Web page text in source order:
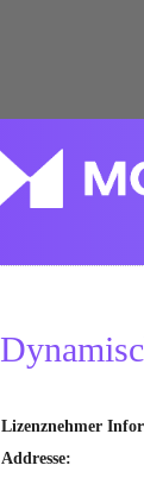
Lizenznehmer
Addresse: